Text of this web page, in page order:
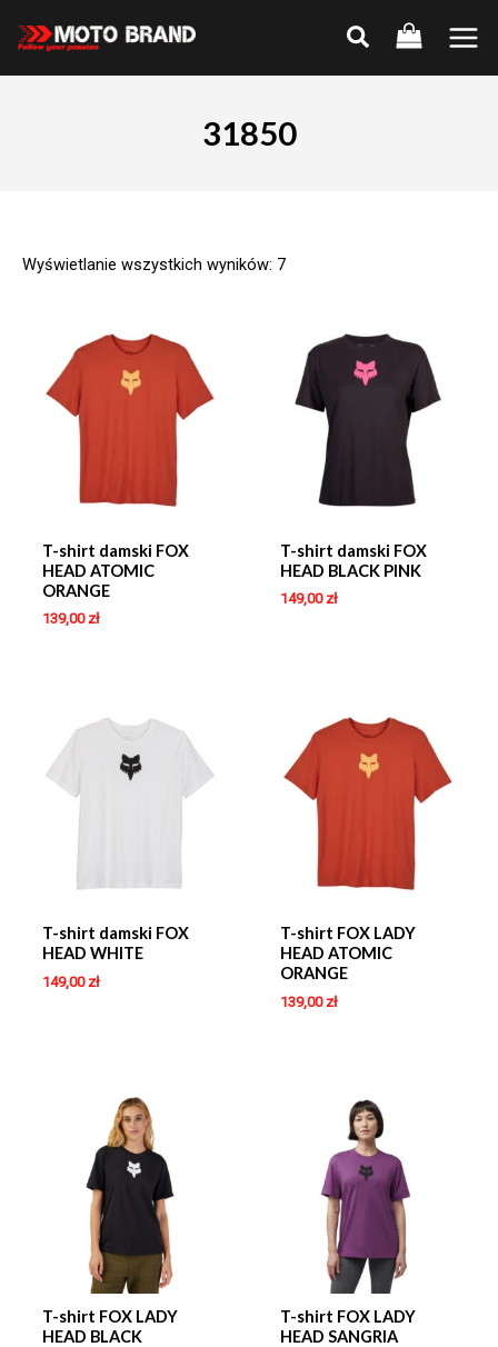
Main
31850
Wyświetlanie wszystkich wyników: 7
T-shirt damski FOX
HEAD ATOMIC
ORANGE
139,00 zł
T-shirt damski FOX
HEAD BLACK PINK
149,00 zł
T-shirt damski FOX
HEAD WHITE
149,00 zł
T-shirt FOX LADY
HEAD ATOMIC
ORANGE
139,00 zł
T-shirt FOX LADY
HEAD BLACK
T-shirt FOX LADY
HEAD SANGRIA